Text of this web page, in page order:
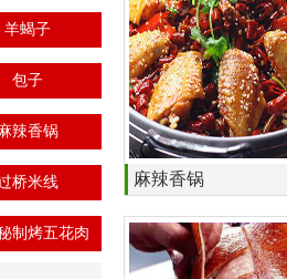
羊蝎子
包子
辣香锅
桥米线
制烤五花肉
麻辣香锅